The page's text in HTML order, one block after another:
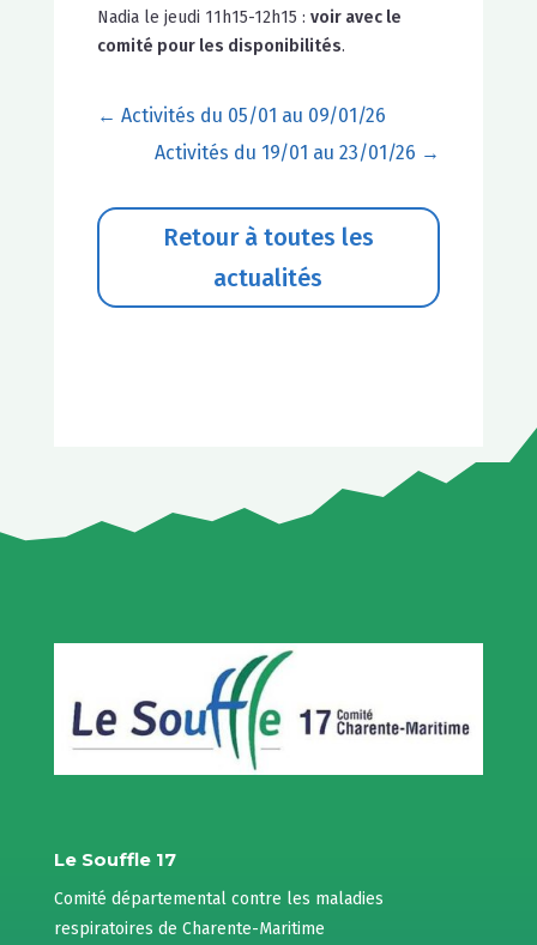
Nadia le jeudi 11h15-12h15 : voir avec le
comité pour les disponibilités.
← Activités du 05/01 au 09/01/26
Activités du 19/01 au 23/01/26 →
Retour à toutes les
actualités
Le Souffle 17
Comité départemental contre les maladies
respiratoires de Charente-Maritime